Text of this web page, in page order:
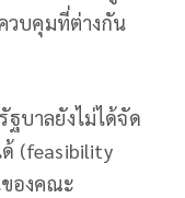
วบคุมที่ต่างกัน
บาลยังไม่ได้จัด
ด้ (feasibility
ของคณะ